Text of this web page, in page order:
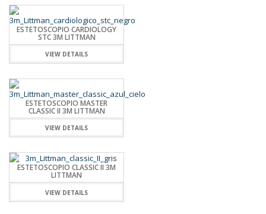
ESTETOSCOPIO CARDIOLOGY
STC 3M LITTMAN
VIEW DETAILS
ESTETOSCOPIO MASTER
CLASSIC II 3M LITTMAN
VIEW DETAILS
ESTETOSCOPIO CLASSIC II 3M
LITTMAN
VIEW DETAILS